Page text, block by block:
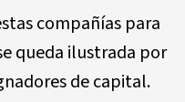
compañías para
queda ilustrada por
de capital.